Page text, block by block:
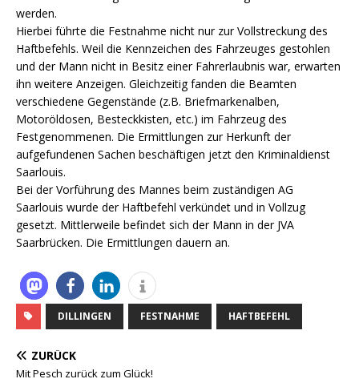
werden.
Hierbei führte die Festnahme nicht nur zur Vollstreckung des
Haftbefehls. Weil die Kennzeichen des Fahrzeuges gestohlen
und der Mann nicht in Besitz einer Fahrerlaubnis war, erwarten
ihn weitere Anzeigen. Gleichzeitig fanden die Beamten
verschiedene Gegenstände (z.B. Briefmarkenalben,
Motoröldosen, Besteckkisten, etc.) im Fahrzeug des
Festgenommenen. Die Ermittlungen zur Herkunft der
aufgefundenen Sachen beschäftigen jetzt den Kriminaldienst
Saarlouis.
Bei der Vorführung des Mannes beim zuständigen AG
Saarlouis wurde der Haftbefehl verkündet und in Vollzug
gesetzt. Mittlerweile befindet sich der Mann in der JVA
Saarbrücken. Die Ermittlungen dauern an.
DILLINGEN FESTNAHME HAFTBEFEHL
ZURÜCK
Mit Pesch zurück zum Glück!